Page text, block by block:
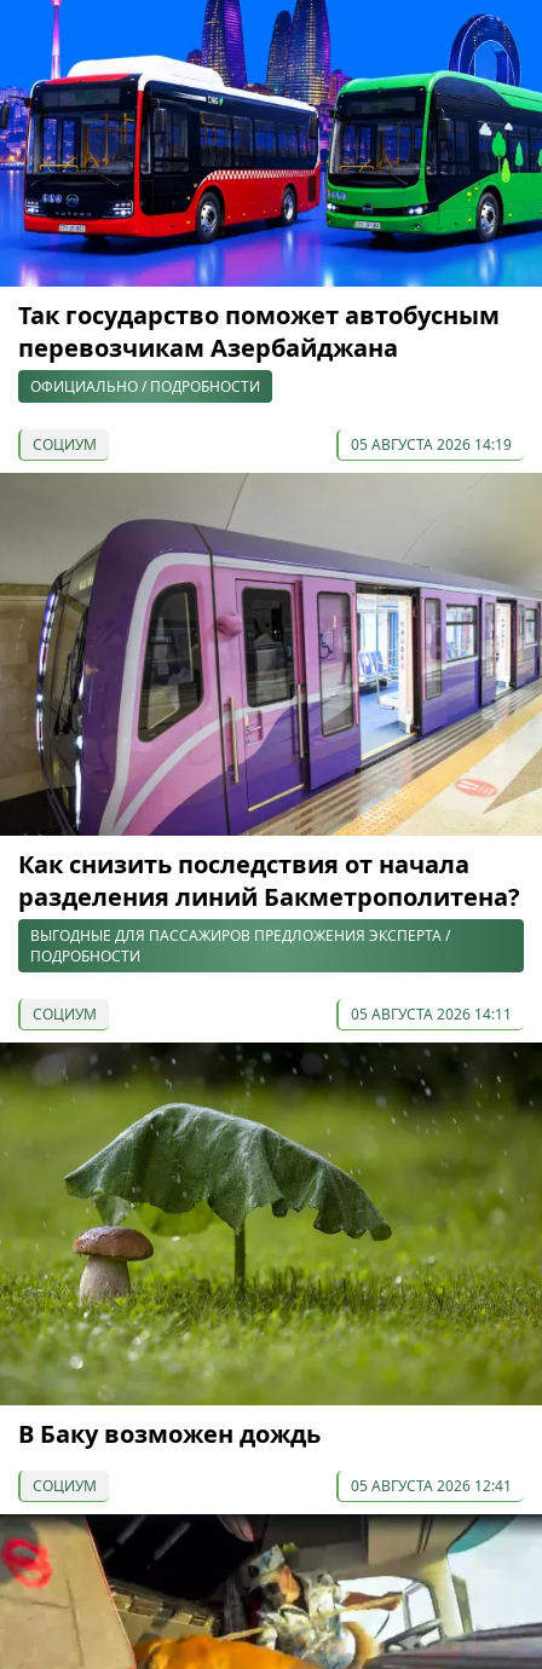
Так государство поможет автобусным
перевозчикам Азербайджана
ОФИЦИАЛЬНО / ПОДРОБНОСТИ
СОЦИУМ 05 АВГУСТА 2026 14:19
Как снизить последствия от начала
разделения линий Бакметрополитена?
ВЫГОДНЫЕ ДЛЯ ПАССАЖИРОВ ПРЕДЛОЖЕНИЯ ЭКСПЕРТА /
ПОДРОБНОСТИ
СОЦИУМ 05 АВГУСТА 2026 14:11
В Баку возможен дождь
СОЦИУМ 05 АВГУСТА 2026 12:41